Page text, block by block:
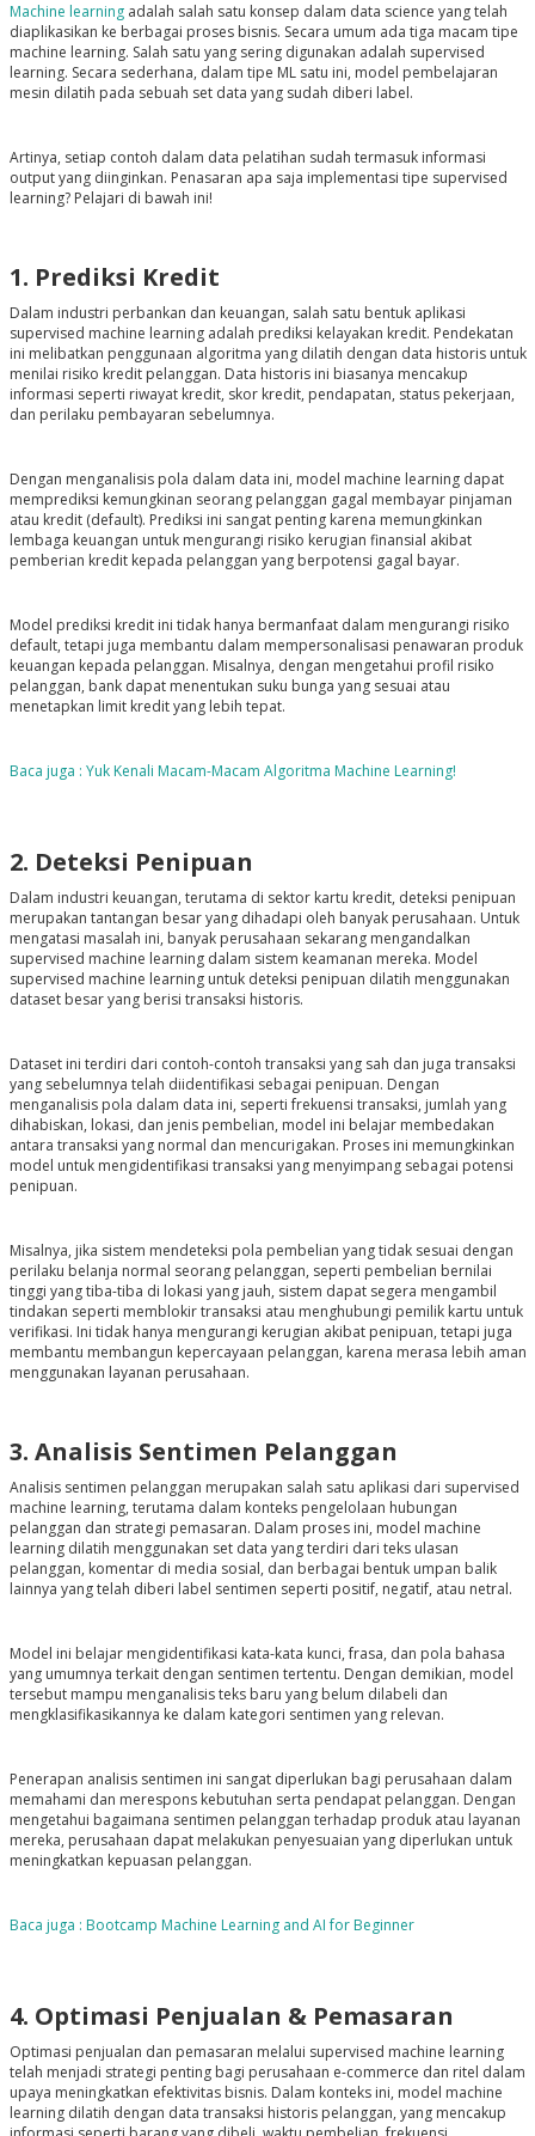
Machine learningadalah salah satu konsep dalam data science yang telah
diaplikasikan ke berbagai proses bisnis. Secara umum ada tiga macam tipe
machine learning. Salah satu yang sering digunakan adalah supervised
learning. Secara sederhana, dalam tipe ML satu ini, model pembelajaran
mesin dilatih pada sebuah set data yang sudah diberi label.
Artinya, setiap contoh dalam data pelatihan sudah termasuk informasi
output yang diinginkan. Penasaran apa saja implementasi tipe supervised
learning? Pelajari di bawah ini!
1. Prediksi Kredit
Dalam industri perbankan dan keuangan, salah satu bentuk aplikasi
supervised machine learning adalah prediksi kelayakan kredit. Pendekatan
ini melibatkan penggunaan algoritma yang dilatih dengan data historis untuk
menilai risiko kredit pelanggan. Data historis ini biasanya mencakup
informasi seperti riwayat kredit, skor kredit, pendapatan, status pekerjaan,
dan perilaku pembayaran sebelumnya.
Dengan menganalisis pola dalam data ini, model machine learning dapat
memprediksi kemungkinan seorang pelanggan gagal membayar pinjaman
atau kredit (default). Prediksi ini sangat penting karena memungkinkan
lembaga keuangan untuk mengurangi risiko kerugian finansial akibat
pemberian kredit kepada pelanggan yang berpotensi gagal bayar.
Model prediksi kredit ini tidak hanya bermanfaat dalam mengurangi risiko
default, tetapi juga membantu dalam mempersonalisasi penawaran produk
keuangan kepada pelanggan. Misalnya, dengan mengetahui profil risiko
pelanggan, bank dapat menentukan suku bunga yang sesuai atau
menetapkan limit kredit yang lebih tepat.
Baca juga : Yuk Kenali Macam-Macam Algoritma Machine Learning!
2. Deteksi Penipuan
Dalam industri keuangan, terutama di sektor kartu kredit, deteksi penipuan
merupakan tantangan besar yang dihadapi oleh banyak perusahaan. Untuk
mengatasi masalah ini, banyak perusahaan sekarang mengandalkan
supervised machine learning dalam sistem keamanan mereka. Model
supervised machine learning untuk deteksi penipuan dilatih menggunakan
dataset besar yang berisi transaksi historis.
Dataset ini terdiri dari contoh-contoh transaksi yang sah dan juga transaksi
yang sebelumnya telah diidentifikasi sebagai penipuan. Dengan
menganalisis pola dalam data ini, seperti frekuensi transaksi, jumlah yang
dihabiskan, lokasi, dan jenis pembelian, model ini belajar membedakan
antara transaksi yang normal dan mencurigakan. Proses ini memungkinkan
model untuk mengidentifikasi transaksi yang menyimpang sebagai potensi
penipuan.
Misalnya, jika sistem mendeteksi pola pembelian yang tidak sesuai dengan
perilaku belanja normal seorang pelanggan, seperti pembelian bernilai
tinggi yang tiba-tiba di lokasi yang jauh, sistem dapat segera mengambil
tindakan seperti memblokir transaksi atau menghubungi pemilik kartu untuk
verifikasi. Ini tidak hanya mengurangi kerugian akibat penipuan, tetapi juga
membantu membangun kepercayaan pelanggan, karena merasa lebih aman
menggunakan layanan perusahaan.
3. Analisis Sentimen Pelanggan
Analisis sentimen pelanggan merupakan salah satu aplikasi dari supervised
machine learning, terutama dalam konteks pengelolaan hubungan
pelanggan dan strategi pemasaran. Dalam proses ini, model machine
learning dilatih menggunakan set data yang terdiri dari teks ulasan
pelanggan, komentar di media sosial, dan berbagai bentuk umpan balik
lainnya yang telah diberi label sentimen seperti positif, negatif, atau netral.
Model ini belajar mengidentifikasi kata-kata kunci, frasa, dan pola bahasa
yang umumnya terkait dengan sentimen tertentu. Dengan demikian, model
tersebut mampu menganalisis teks baru yang belum dilabeli dan
mengklasifikasikannya ke dalam kategori sentimen yang relevan.
Penerapan analisis sentimen ini sangat diperlukan bagi perusahaan dalam
memahami dan merespons kebutuhan serta pendapat pelanggan. Dengan
mengetahui bagaimana sentimen pelanggan terhadap produk atau layanan
mereka, perusahaan dapat melakukan penyesuaian yang diperlukan untuk
meningkatkan kepuasan pelanggan.
Baca juga : Bootcamp Machine Learning and AI for Beginner
4. Optimasi Penjualan & Pemasaran
Optimasi penjualan dan pemasaran melalui supervised machine learning
telah menjadi strategi penting bagi perusahaan e-commerce dan ritel dalam
upaya meningkatkan efektivitas bisnis. Dalam konteks ini, model machine
learning dilatih dengan data transaksi historis pelanggan, yang mencakup